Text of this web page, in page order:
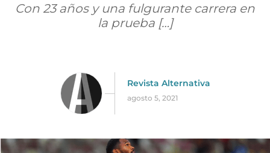
Con 23 años y una fulgurante carrera en
la prueba […]
Revista Alternativa
agosto 5, 2021